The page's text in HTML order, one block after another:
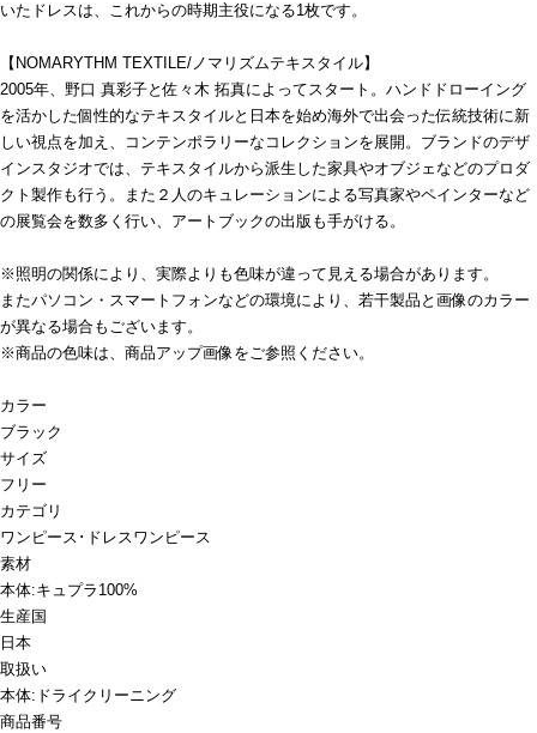
いたドレスは、これからの時期主役になる1枚です。
【NOMARYTHM TEXTILE/ノマリズムテキスタイル】
2005年、野口 真彩子と佐々木 拓真によってスタート。ハンドドローイング
を活かした個性的なテキスタイルと日本を始め海外で出会った伝統技術に新
しい視点を加え、コンテンポラリーなコレクションを展開。ブランドのデザ
インスタジオでは、テキスタイルから派生した家具やオブジェなどのプロダ
クト製作も行う。また２人のキュレーションによる写真家やペインターなど
の展覧会を数多く行い、アートブックの出版も手がける。
※照明の関係により、実際よりも色味が違って見える場合があります。
またパソコン・スマートフォンなどの環境により、若干製品と画像のカラー
が異なる場合もございます。
※商品の色味は、商品アップ画像をご参照ください。
カラー
ブラック
サイズ
フリー
カテゴリ
ワンピース･ドレスワンピース
素材
本体:キュプラ100%
生産国
日本
取扱い
本体:ドライクリーニング
商品番号